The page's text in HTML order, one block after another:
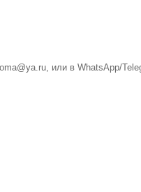
, или в WhatsApp/